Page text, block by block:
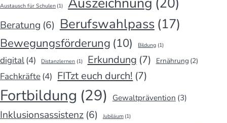
Austausch für Schulen (1)
Beratung (6) Berufswahlpass (17)
Bewegungsförderung (10) Bildung (1)
digital(4) Distanzlernen (1) Erkundung (7) Ernährung (2)
Fachkräfte(4) FITzt euch durch! (7)
Fortbildung (29) Gewaltprävention (3)
Inklusionsassistenz (6) Jubiläum (1)